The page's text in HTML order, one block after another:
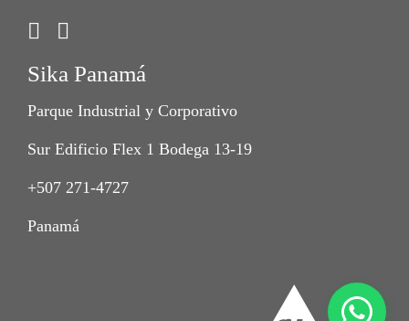
Sika Panamá
Parque Industrial y Corporativo
Sur Edificio Flex 1 Bodega 13-19
+507 271-4727
Panamá